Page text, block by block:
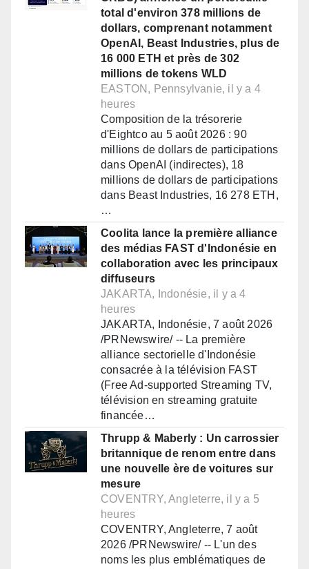
total d'environ 378 millions de
dollars, comprenant notamment
OpenAI, Beast Industries, plus de
16 000 ETH et près de 302
millions de tokens WLD
EASTON, Pennsylvanie, il y a 4
heures
Composition de la trésorerie
d'Eightco au 5 août 2026 : 90
millions de dollars de participations
dans OpenAI (indirectes), 18
millions de dollars de participations
dans Beast Industries, 16 278 ETH,
…
Coolita lance la première alliance
des médias FAST d'Indonésie en
collaboration avec les principaux
diffuseurs
JAKARTA, Indonésie, il y a 4
heures
JAKARTA, Indonésie, 7 août 2026
/PRNewswire/ -- La première
alliance sectorielle d'Indonésie
consacrée à la télévision FAST
(Free Ad-supported Streaming TV,
télévision en streaming gratuite
financée…
Thrupp & Maberly : Un carrossier
britannique de renom entre dans
une nouvelle ère de voitures sur
mesure
COVENTRY, Angleterre, il y a 5
heures
COVENTRY, Angleterre, 7 août
2026 /PRNewswire/ -- L'un des
noms les plus emblématiques de